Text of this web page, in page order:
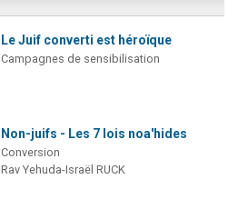
Le Juif converti est héroïque
Campagnes de sensibilisation
Non-juifs - Les 7 lois noa'hides
Conversion
Rav Yehuda-Israël RUCK